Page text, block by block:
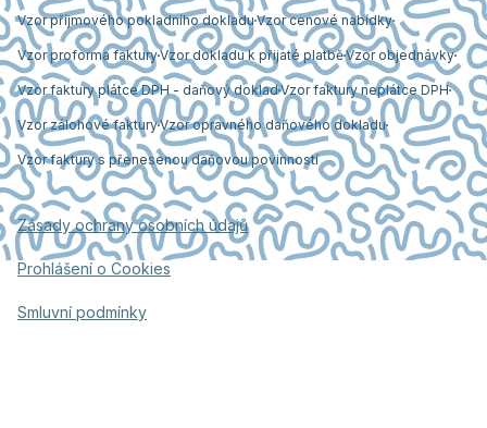
Vzor příjmového pokladního dokladu Vzor cenové nabídky
Vzor proforma fakturyVzor dokladu k přijaté platběVzor objednávky
Vzor faktury plátce DPH - daňový dokladVzor faktury neplátce DPH
Vzor zálohové fakturyVzor opravného daňového dokladu
Vzor faktury s přenesenou daňovou povinností
Zásady ochrany osobních údajů
Prohlášení o Cookies
Smluvní podmínky